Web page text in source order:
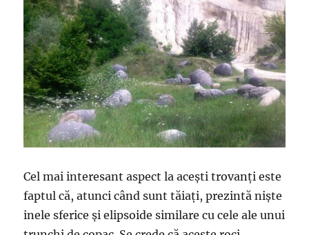
Cel mai interesant aspect la aceşti trovanţi este
faptul că, atunci când sunt tăiaţi, prezintă nişte
inele sferice şi elipsoide similare cu cele ale unui